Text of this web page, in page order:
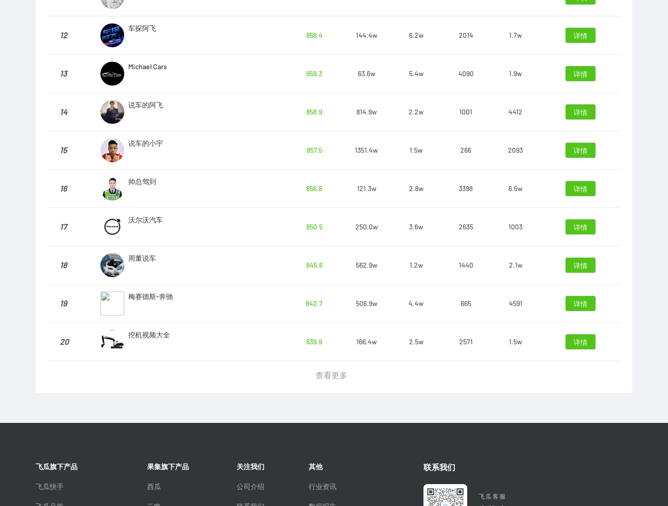
12
车探阿飞
859.4
144.4w 6.2w 2014 1.7w 详情
13
Michael Cars
859.3
63.6w 5.4w 4090 1.9w 详情
14
说车的阿飞
858.9
814.9w 2.2w 1001 4412 详情
15
说车的小宇
857.5
1351.4w 1.5w 266 2093 详情
16
帅总驾到
856.8
121.3w 2.8w 3398 6.5w 详情
17
沃尔沃汽车
850.5
250.0w 3.6w 2635 1003 详情
18
周董说车
845.6
562.9w 1.2w 1440 2.1w 详情
19
梅赛德斯-奔驰
842.7
506.9w 4.4w 665 4591 详情
20
挖机视频大全
839.9
166.4w 2.5w 2571 1.5w 详情
查看更多
飞瓜旗下产品
飞瓜快手
果集旗下产品
西瓜
关注我们
公司介绍
其他
行业资讯
联系我们
飞瓜客服